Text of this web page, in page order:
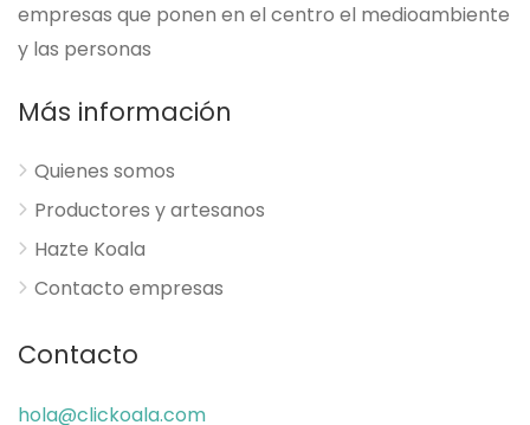
empresas que ponen en el centro el medioambiente
y las personas
Más información
Quienes somos
Productores y artesanos
Hazte Koala
Contacto empresas
Contacto
hola@clickoala.com